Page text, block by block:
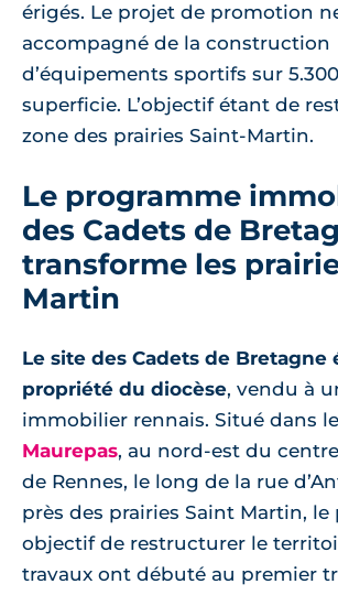
érigés. Le projet de promotion
accompagné de la construction
d’équipements sportifs sur
superficie. L’objectif étant de
zone des prairies Saint-Martin.
Le programme
des Cadets de
transforme les
Martin
Le site des Cadets de Bretagne
propriété du diocèse, vendu à
immobilier rennais. Situé dans
Maurepas, au nord-est du
de Rennes, le long de la rue
près des prairies Saint Martin,
objectif de restructurer le
travaux ont débuté au premier